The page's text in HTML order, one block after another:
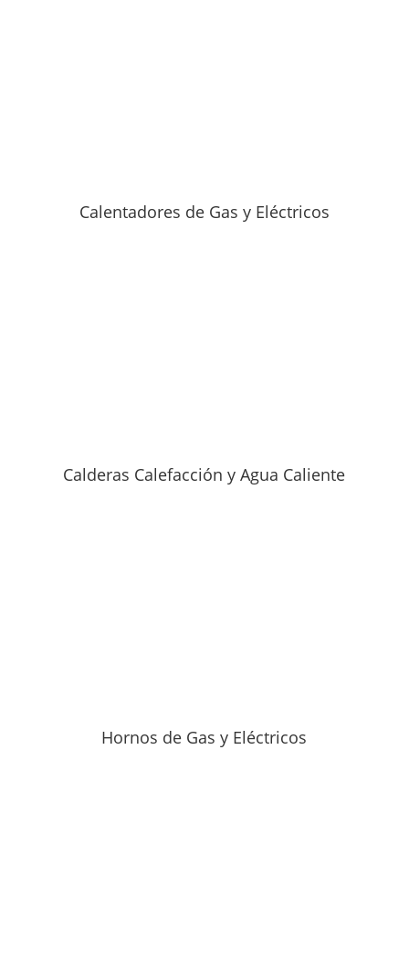
Calentadores de Gas y Eléctricos
Calderas Calefacción y Agua Caliente
Hornos de Gas y Eléctricos